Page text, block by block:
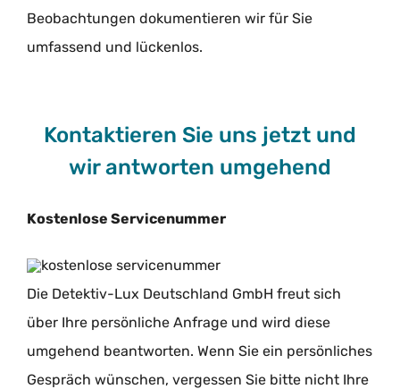
Beobachtungen dokumentieren wir für Sie
umfassend und lückenlos.
Kontaktieren Sie uns jetzt und
wir antworten umgehend
Kostenlose Servicenummer
Die Detektiv-Lux Deutschland GmbH freut sich
über Ihre persönliche Anfrage und wird diese
umgehend beantworten. Wenn Sie ein persönliches
Gespräch wünschen, vergessen Sie bitte nicht Ihre